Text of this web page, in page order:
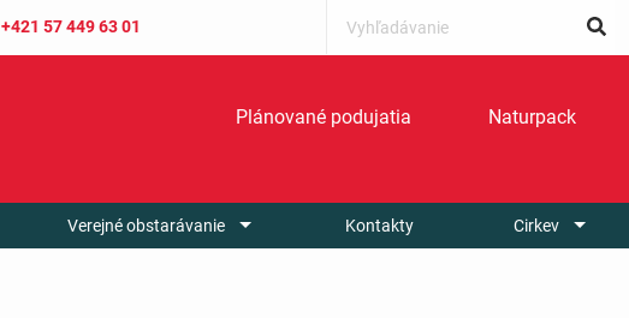
+421 57 449 63 01
Plánované podujatia Naturpack
Verejné obstarávanie Kontakty Cirkev